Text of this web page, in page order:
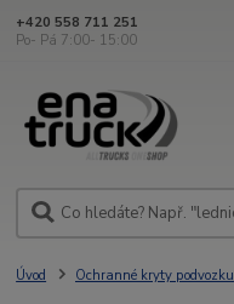
+420 558 711 251
Po- Pá 7:00- 15:00
Úvod Ochranné kryty podvozku